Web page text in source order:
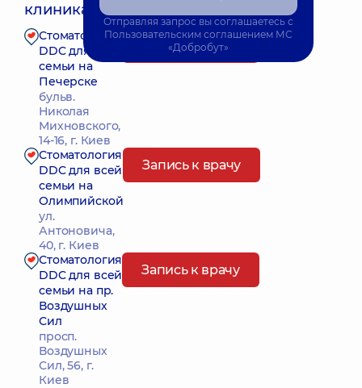
клиниках:
Стоматология
DDC для всей
семьи на
Печерске
бульв.
Николая
Михновского,
14-16, г. Киев
Запись к врачу
Стоматология
DDC для всей
семьи на
Олимпийской
ул.
Антоновича,
40, г. Киев
Запись к врачу
Стоматология
DDC для всей
семьи на пр.
Воздушных
Сил
просп.
Воздушных
Сил, 56, г.
Киев
Запись к врачу
Отправляя запрос вы соглашаетесь с
Пользовательским соглашением МС
«Добробут»